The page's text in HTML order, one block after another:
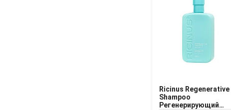
Ricinus Regenerative
Shampoo
Регенерирующий